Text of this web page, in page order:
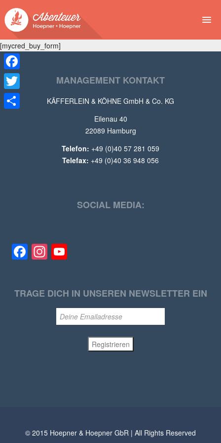
NEWS
SPONSOREN
[mycred_buy_form]
MANAGEMENT KONTAKT
KÄFFERLEIN & KÖHNE GmbH & Co. KG
Eilenau 40
22089 Hamburg
Telefon: +49 (0)40 57 281 059
Telefax: +49 (0)40 36 948 056
SOCIAL MEDIA:
Facebook
Instagram
TRAGE DICH IN UNSEREN NEWSLETTER EIN
© 2015 Hoepner & Hoepner GbR | All Rights Reserved
Facebook
Twitter